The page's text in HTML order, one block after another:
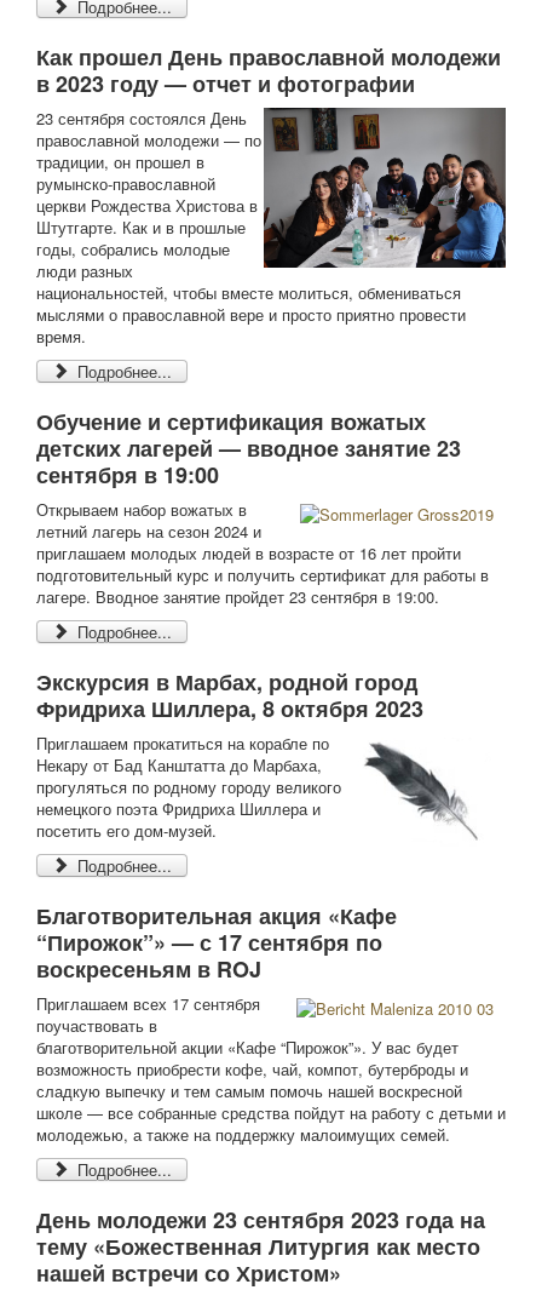
Подробнее...
Как прошел День православной молодежи
в 2023 году — отчет и фотографии
23 сентября состоялся День
православной молодежи — по
традиции, он прошел в
румынско-православной
церкви Рождества Христова в
Штутгарте. Как и в прошлые
годы, собрались молодые
люди разных
национальностей, чтобы вместе молиться, обмениваться
мыслями о православной вере и просто приятно провести
время.
Подробнее...
Обучение и сертификация вожатых
детских лагерей — вводное занятие 23
сентября в 19:00
Открываем набор вожатых в
летний лагерь на сезон 2024 и
приглашаем молодых людей в возрасте от 16 лет пройти
подготовительный курс и получить сертификат для работы в
лагере. Вводное занятие пройдет 23 сентября в 19:00.
Подробнее...
Экскурсия в Марбах, родной город
Фридриха Шиллера, 8 октября 2023
Приглашаем прокатиться на корабле по
Некару от Бад Канштатта до Марбаха,
прогуляться по родному городу великого
немецкого поэта Фридриха Шиллера и
посетить его дом-музей.
Подробнее...
Благотворительная акция «Кафе
“Пирожок”» — с 17 сентября по
воскресеньям в ROJ
Приглашаем всех 17 сентября
поучаствовать в
благотворительной акции «Кафе “Пирожок”». У вас будет
возможность приобрести кофе, чай, компот, бутерброды и
сладкую выпечку и тем самым помочь нашей воскресной
школе — все собранные средства пойдут на работу с детьми и
молодежью, а также на поддержку малоимущих семей.
Подробнее...
День молодежи 23 сентября 2023 года на
тему «Божественная Литургия как место
нашей встречи со Христом»